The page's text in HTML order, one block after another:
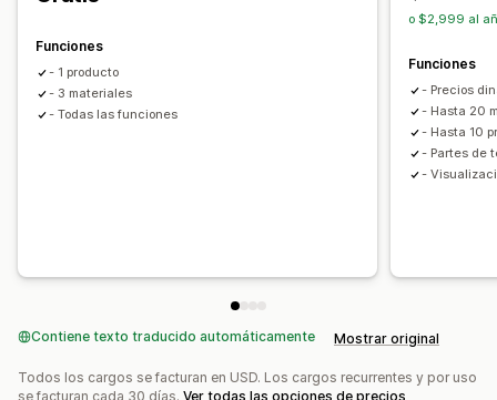
Funciones
- 1 producto
- 3 materiales
- Todas las funciones
o $2,999 al
Funciones
- Precios
- Hasta 20
- Hasta 10
- Partes de
-
Contiene texto traducido automáticamente Mostrar original
Todos los cargos se facturan en USD. Los cargos recurrentes y por uso
se facturan cada 30 días. Ver todas las opciones de precios